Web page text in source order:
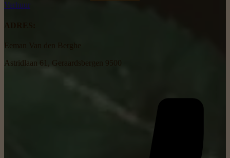
Verhuur
Astridlaan 61, Geraardsbergen 9500